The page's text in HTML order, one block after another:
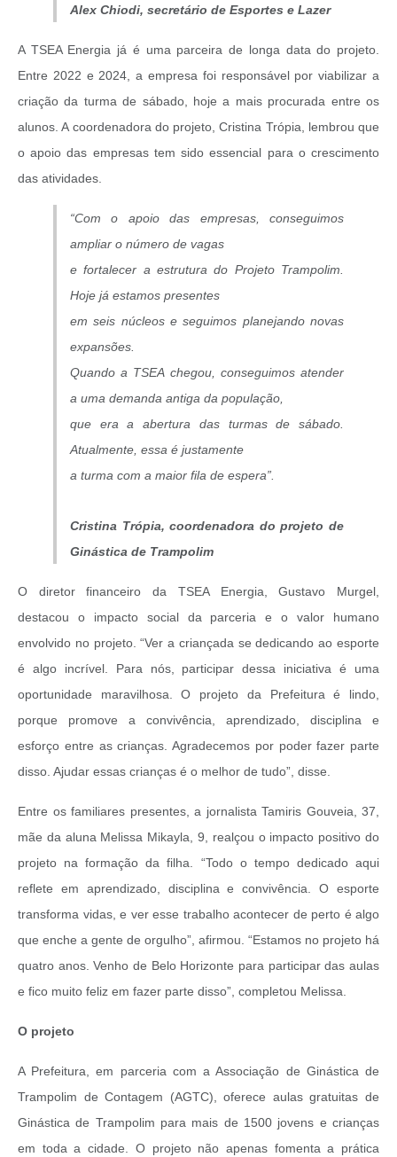
Alex Chiodi, secretário de Esportes e Lazer
A TSEA Energia já é uma parceira de longa data do projeto.
Entre 2022 e 2024, a empresa foi responsável por viabilizar a
criação da turma de sábado, hoje a mais procurada entre os
alunos. A coordenadora do projeto, Cristina Trópia, lembrou que
o apoio das empresas tem sido essencial para o crescimento
das atividades.
“Com o apoio das empresas, conseguimos
ampliar o número de vagas
e fortalecer a estrutura do Projeto Trampolim.
Hoje já estamos presentes
em seis núcleos e seguimos planejando novas
expansões.
Quando a TSEA chegou, conseguimos atender
a uma demanda antiga da população,
que era a abertura das turmas de sábado.
Atualmente, essa é justamente
a turma com a maior fila de espera”.
Cristina Trópia, coordenadora do projeto de
Ginástica de Trampolim
O diretor financeiro da TSEA Energia, Gustavo Murgel,
destacou o impacto social da parceria e o valor humano
envolvido no projeto. “Ver a criançada se dedicando ao esporte
é algo incrível. Para nós, participar dessa iniciativa é uma
oportunidade maravilhosa. O projeto da Prefeitura é lindo,
porque promove a convivência, aprendizado, disciplina e
esforço entre as crianças. Agradecemos por poder fazer parte
disso. Ajudar essas crianças é o melhor de tudo”, disse.
Entre os familiares presentes, a jornalista Tamiris Gouveia, 37,
mãe da aluna Melissa Mikayla, 9, realçou o impacto positivo do
projeto na formação da filha. “Todo o tempo dedicado aqui
reflete em aprendizado, disciplina e convivência. O esporte
transforma vidas, e ver esse trabalho acontecer de perto é algo
que enche a gente de orgulho”, afirmou. “Estamos no projeto há
quatro anos. Venho de Belo Horizonte para participar das aulas
e fico muito feliz em fazer parte disso”, completou Melissa.
O projeto
A Prefeitura, em parceria com a Associação de Ginástica de
Trampolim de Contagem (AGTC), oferece aulas gratuitas de
Ginástica de Trampolim para mais de 1500 jovens e crianças
em toda a cidade. O projeto não apenas fomenta a prática